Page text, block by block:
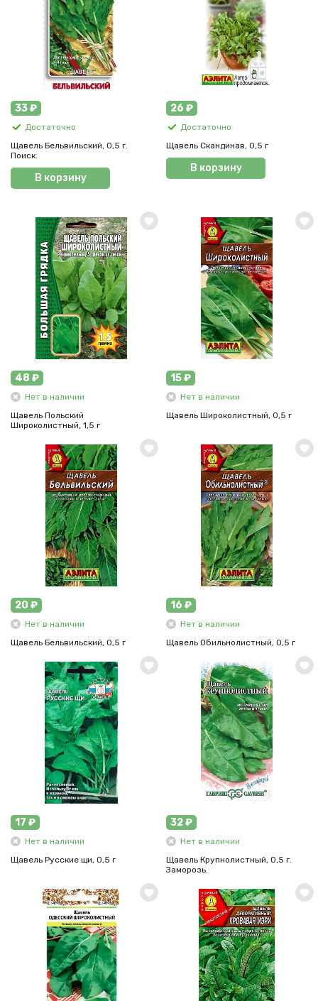
33 ₽
Достаточно
Щавель Бельвильский, 0,5 г.
Поиск.
В корзину
26 ₽
Достаточно
Щавель Скандинав, 0,5 г
В корзину
48 ₽
Нет в наличии
Щавель Польский
Широколистный, 1,5 г
15 ₽
Нет в наличии
Щавель Широколистный, 0,5 г
20 ₽
Нет в наличии
Щавель Бельвильский, 0,5 г
16 ₽
Нет в наличии
Щавель Обильнолистный, 0,5 г
17 ₽
Нет в наличии
Щавель Русские щи, 0,5 г
32 ₽
Нет в наличии
Щавель Крупнолистный, 0,5 г.
Заморозь.